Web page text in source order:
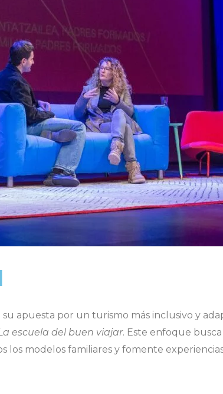
apuesta por un turismo más inclusivo y
escuela del buen viajar. Este enfoque
modelos familiares y fomente